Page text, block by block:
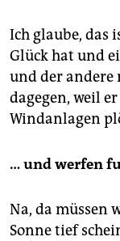
Ich glaube, das
Glück hat und
und der andere
dagegen, weil
Windanlagen
… und werfen
Na, da müssen
Sonne tief